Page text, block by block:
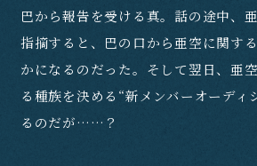
巴から報告を受ける真。話の途中、
指摘すると、巴の口から亜空に関す
かになるのだった。そして翌日、亜
る種族を決める“新メンバーオーディ
るのだが……？